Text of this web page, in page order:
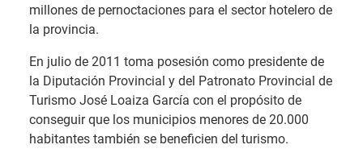
millones de pernoctaciones para el sector hotelero de
la provincia.
En julio de 2011 toma posesión como presidente de
la Diputación Provincial y del Patronato Provincial de
Turismo José Loaiza García con el propósito de
conseguir que los municipios menores de 20.000
habitantes también se beneficien del turismo.